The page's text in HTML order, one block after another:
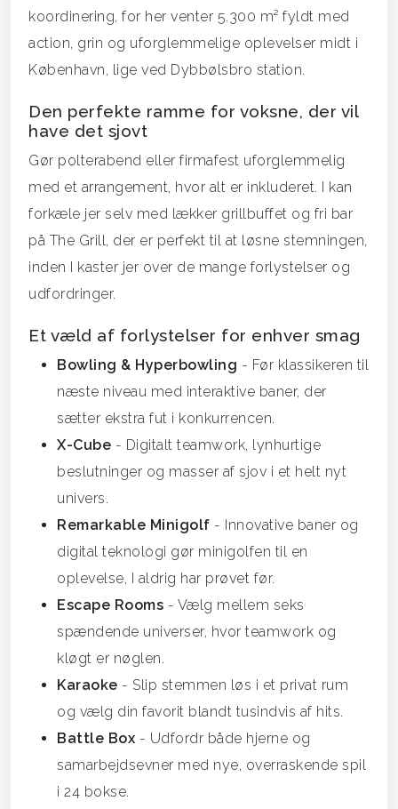
koordinering, for her venter 5.300 m² fyldt med
action, grin og uforglemmelige oplevelser midt i
København, lige ved Dybbølsbro station.
Den perfekte ramme for voksne, der vil
have det sjovt
Gør polterabend eller firmafest uforglemmelig
med et arrangement, hvor alt er inkluderet. I kan
forkæle jer selv med lækker grillbuffet og fri bar
på The Grill, der er perfekt til at løsne stemningen,
inden I kaster jer over de mange forlystelser og
udfordringer.
Et væld af forlystelser for enhver smag
Bowling & Hyperbowling - Før klassikeren til
næste niveau med interaktive baner, der
sætter ekstra fut i konkurrencen.
X-Cube - Digitalt teamwork, lynhurtige
beslutninger og masser af sjov i et helt nyt
univers.
Remarkable Minigolf - Innovative baner og
digital teknologi gør minigolfen til en
oplevelse, I aldrig har prøvet før.
Escape Rooms - Vælg mellem seks
spændende universer, hvor teamwork og
kløgt er nøglen.
Karaoke - Slip stemmen løs i et privat rum
og vælg din favorit blandt tusindvis af hits.
Battle Box - Udfordr både hjerne og
samarbejdsevner med nye, overraskende spil
i 24 bokse.